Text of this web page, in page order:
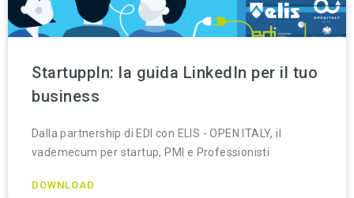
StartuppIn: la guida LinkedIn per il tuo
business
Dalla partnership di EDI con ELIS - OPEN ITALY, il
vademecum per startup, PMI e Professionisti
DOWNLOAD